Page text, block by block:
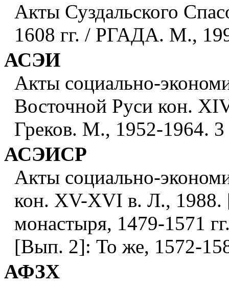
Акты Суздальского
1608 гг. / РГАДА. М.,
АСЭИ
Акты социально-
Восточной Руси кон.
Греков. М., 1952-1964. 3
АСЭИСР
Акты социально-
кон. XV-XVI в. Л.,
монастыря, 1479-1571
[Вып. 2]: То же, 1572-
АФЗХ